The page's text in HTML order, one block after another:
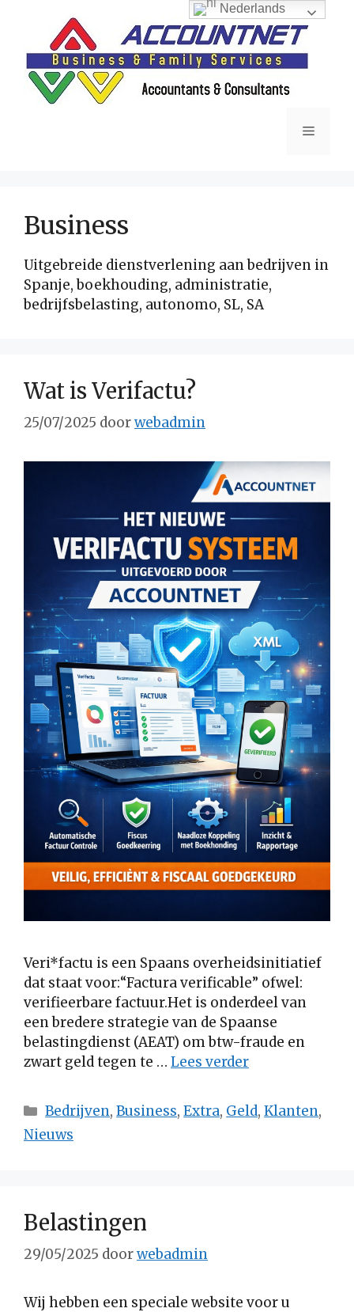
inhoud
Menu
Business
Uitgebreide dienstverlening aan bedrijven in
Spanje, boekhouding, administratie,
bedrijfsbelasting, autonomo, SL, SA
Wat is Verifactu?
25/07/2025 doorwebadmin
Veri*factu is een Spaans overheidsinitiatief
dat staat voor:“Factura verificable” ofwel:
verifieerbare factuur.Het is onderdeel van
een bredere strategie van de Spaanse
belastingdienst (AEAT) om btw-fraude en
zwart geld tegen te … Lees verder
Categorieën
Bedrijven,Business,Extra, Geld,Klanten,
Nieuws
Belastingen
29/05/2025 doorwebadmin
Wij hebben een speciale website voor u
Nederlands